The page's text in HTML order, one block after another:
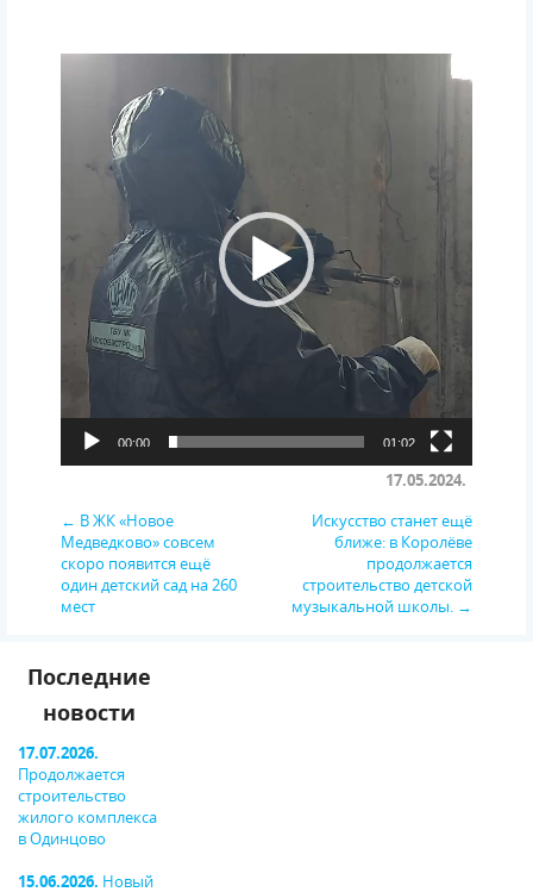
00:00 01:02
17.05.2024.
← В ЖК «Новое
Медведково» совсем
скоро появится ещё
один детский сад на 260
мест
Искусство станет ещё
ближе: в Королёве
продолжается
строительство детской
музыкальной школы. →
Последние
новости
17.07.2026.
Продолжается
строительство
жилого комплекса
в Одинцово
15.06.2026. Новый